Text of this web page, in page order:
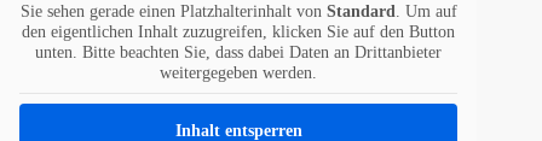
Sie sehen gerade einen Platzhalterinhalt von Standard
. Um auf
den eigentlichen Inhalt zuzugreifen, klicken Sie auf den Button
unten. Bitte beachten Sie, dass dabei Daten an Drittanbieter
weitergegeben werden.
Inhalt entsperren